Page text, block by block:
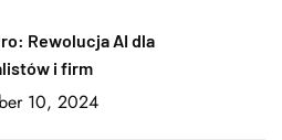
Rewolucja AI dla
i firm
10, 2024